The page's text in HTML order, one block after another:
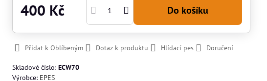
400 Kč Do košíku
Přidat k Oblíbeným Dotaz k produktu Hlídací pes Doručení
Skladové číslo:ECW70
Výrobce: EPES